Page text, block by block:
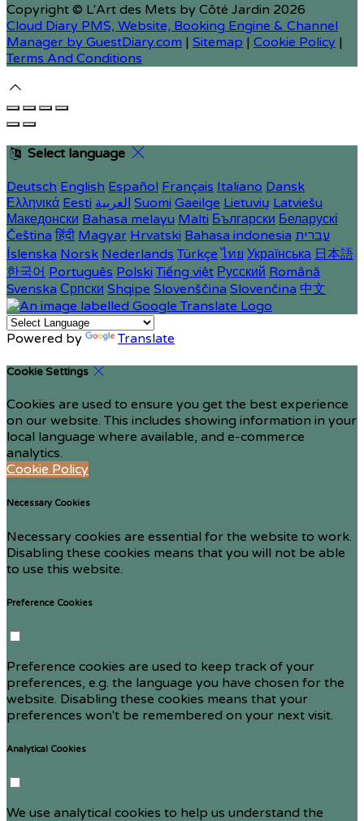
Copyright © L'Art des Mets by Côté Jardin 2026
Cloud Diary PMS, Website, Booking Engine & Channel
Manager by GuestDiary.com | Sitemap | Cookie Policy |
Terms And Conditions
Select language
Deutsch English Español Français Italiano Dansk
Ελληνικά Eesti العربية Suomi Gaeilge Lietuvių Latviešu
Македонски Bahasa melayu Malti Български Беларускі
Čeština हिंदी Magyar Hrvatski Bahasa indonesia עברית
Íslenska Norsk Nederlands Türkçe ไทย Українська 日本語
한국어 Português Polski Tiếng việt Русский Română
Svenska Српски Shqipe Slovenščina Slovenčina 中文
Powered by Translate
Cookie Settings
Cookies are used to ensure you get the best experience
on our website. This includes showing information in your
local language where available, and e-commerce
analytics.
Cookie Policy
Necessary Cookies
Necessary cookies are essential for the website to work.
Disabling these cookies means that you will not be able
to use this website.
Preference Cookies
Preference cookies are used to keep track of your
preferences, e.g. the language you have chosen for the
website. Disabling these cookies means that your
preferences won't be remembered on your next visit.
Analytical Cookies
We use analytical cookies to help us understand the